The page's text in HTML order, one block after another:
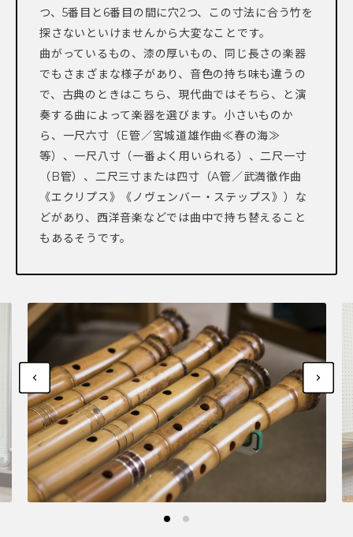
つ、5番目と6番目の間に穴2つ、この寸法に合う竹を
探さないといけませんから大変なことです。
曲がっているもの、漆の厚いもの、同じ長さの楽器
でもさまざまな様子があり、音色の持ち味も違うの
で、古典のときはこちら、現代曲ではそちら、と演
奏する曲によって楽器を選びます。小さいものか
ら、一尺六寸（E管／宮城道雄作曲≪春の海≫
等）、一尺八寸（一番よく用いられる）、二尺一寸
（B管）、二尺三寸または四寸（A管／武満徹作曲
《エクリプス》《ノヴェンバー・ステップス》）な
どがあり、西洋音楽などでは曲中で持ち替えること
もあるそうです。